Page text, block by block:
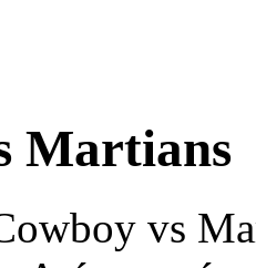
Martians
vs